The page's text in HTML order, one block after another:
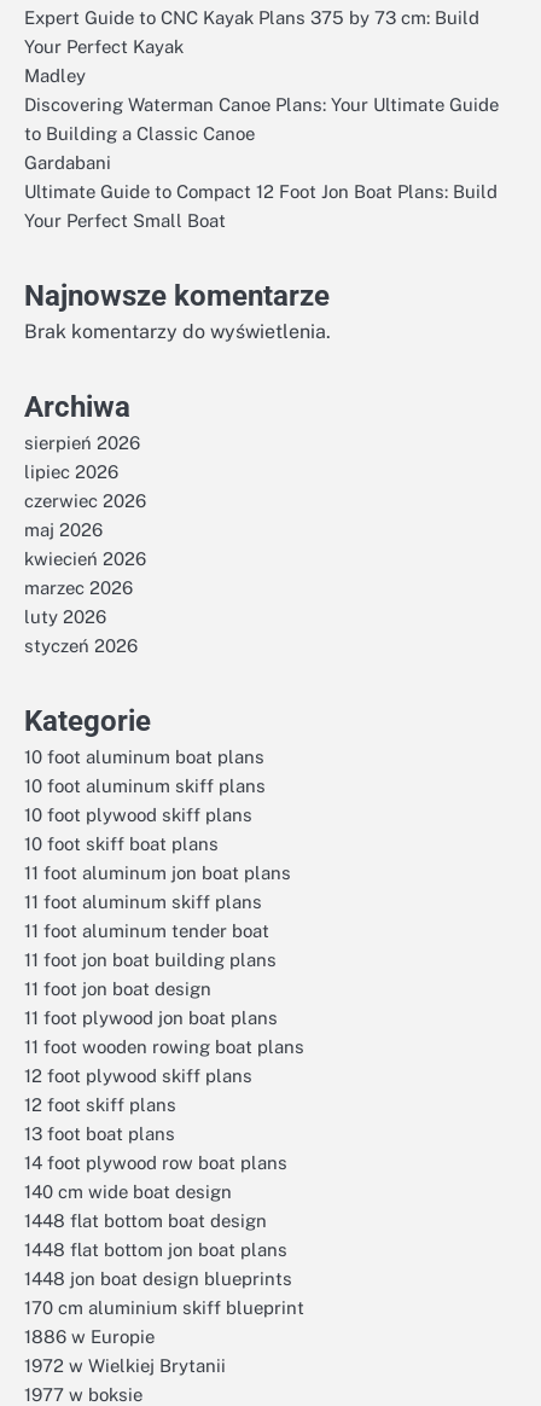
Expert Guide to CNC Kayak Plans 375 by 73 cm: Build
Your Perfect Kayak
Madley
Discovering Waterman Canoe Plans: Your Ultimate Guide
to Building a Classic Canoe
Gardabani
Ultimate Guide to Compact 12 Foot Jon Boat Plans: Build
Your Perfect Small Boat
Najnowsze komentarze
Brak komentarzy do wyświetlenia.
Archiwa
sierpień 2026
lipiec 2026
czerwiec 2026
maj 2026
kwiecień 2026
marzec 2026
luty 2026
styczeń 2026
Kategorie
10 foot aluminum boat plans
10 foot aluminum skiff plans
10 foot plywood skiff plans
10 foot skiff boat plans
11 foot aluminum jon boat plans
11 foot aluminum skiff plans
11 foot aluminum tender boat
11 foot jon boat building plans
11 foot jon boat design
11 foot plywood jon boat plans
11 foot wooden rowing boat plans
12 foot plywood skiff plans
12 foot skiff plans
13 foot boat plans
14 foot plywood row boat plans
140 cm wide boat design
1448 flat bottom boat design
1448 flat bottom jon boat plans
1448 jon boat design blueprints
170 cm aluminium skiff blueprint
1886 w Europie
1972 w Wielkiej Brytanii
1977 w boksie